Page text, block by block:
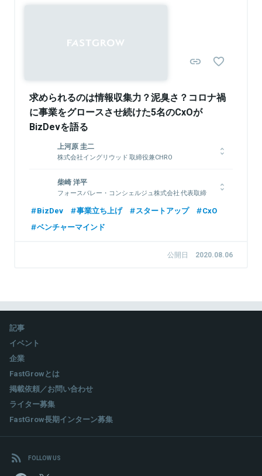
求められるのは情報収集力？泥臭さ？コロナ禍
に事業をグロースさせ続けた5名のCxOが
BizDevを語る
上河原 圭二
株式会社イングリウッド 取締役兼CHRO
テーニ入社。名古屋支社立ち上げや子会社経営、社長室室長を経
て、2013年2月にコミックスマート株式会社を設立し、同社取締
役COOに就任。2018年、株式会社セプテーニ・ホールディング
ス グループ執行役員。2019年4月、株式会社イングリウッド取
締役兼CHROを務める。
柴崎 洋平
フォースバレー・コンシェルジュ株式会社 代表取締
1998年 上智大学卒業後、ソニー株式会社に入社。世界を代表す
るグローバル企業に携帯電話向けカメラの商品企画、半導体の営
2007年ソニー株式会社退社後、同年、フォースバレー・コンシ
2018年 スイスで開催されたダボス会議では移民問題に関するパ
推進事業」外国人材検討部会委員に就任。
2019年 一般社団法人外国人雇用協議会 理事に就任。
BizDev 事業立ち上げ スタートアップ
CxO
ベンチャーマインド
公開日 2020.08.06
記事
イベント
企業
FastGrowとは
掲載依頼／お問い合わせ
ライター募集
FastGrow長期インターン募集
FOLLOW US